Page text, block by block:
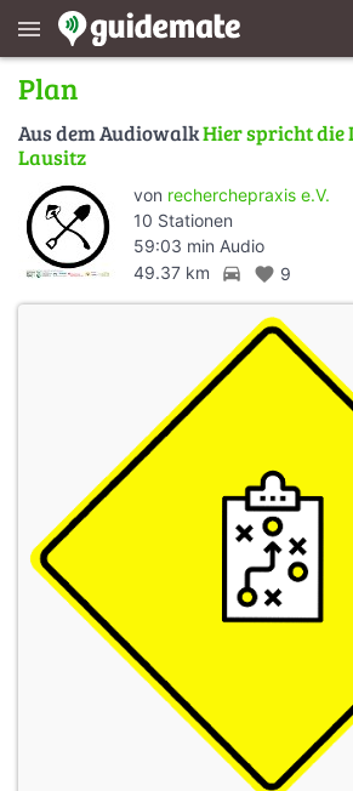
menu
Plan
Aus dem AudiowalkHier spricht die
Lausitz
von recherchepraxis e.V.
10 Stationen
59:03 min Audio
49.37 km
directions_car favorite 9